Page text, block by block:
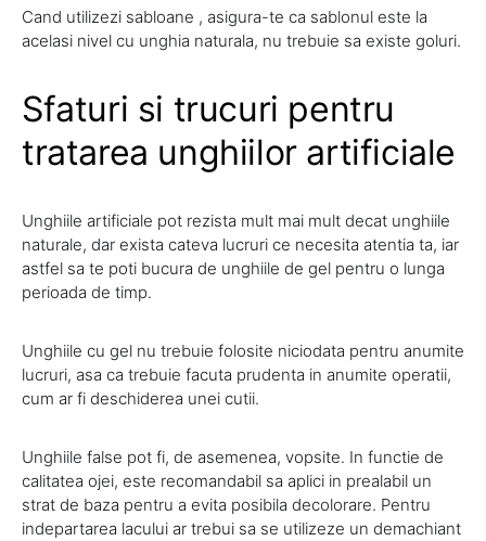
Cand utilizezi sabloane , asigura-te ca sablonul este la
acelasi nivel cu unghia naturala, nu trebuie sa existe goluri.
Sfaturi si trucuri pentru
tratarea unghiilor artificiale
Unghiile artificiale pot rezista mult mai mult decat unghiile
naturale, dar exista cateva lucruri ce necesita atentia ta, iar
astfel sa te poti bucura de unghiile de gel pentru o lunga
perioada de timp.
Unghiile cu gel nu trebuie folosite niciodata pentru anumite
lucruri, asa ca trebuie facuta prudenta in anumite operatii,
cum ar fi deschiderea unei cutii.
Unghiile false pot fi, de asemenea, vopsite. In functie de
calitatea ojei, este recomandabil sa aplici in prealabil un
strat de baza pentru a evita posibila decolorare. Pentru
indepartarea lacului ar trebui sa se utilizeze un demachiant